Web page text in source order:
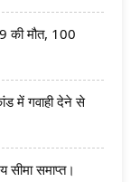
की मौत, 100
में गवाही देने से
समाप्त।